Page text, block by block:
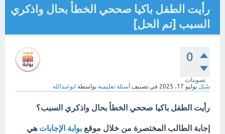
رأيت الطفل باكيا صححي الخطأ بحال واذكري
السبب [تم الحل]
0
تصويتات
سُئل يوليو 17، 2025 في تصنيف أسئلة تعليمية بواسطة ابوعبدالله
رأيت الطفل باكيا صححي الخطأ بحال واذكري السبب؟
إجابة الطالب المختصرة من خلال موقع بوابة الإجابات هي